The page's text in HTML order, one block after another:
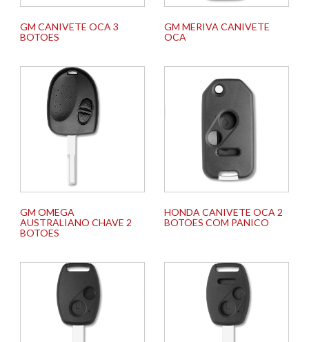
GM CANIVETE OCA 3
BOTOES
GM MERIVA CANIVETE
OCA
GM OMEGA
AUSTRALIANO CHAVE 2
BOTOES
HONDA CANIVETE OCA 2
BOTOES COM PANICO